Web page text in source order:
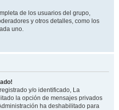
de los usuarios del grupo,
y otros detalles, como los
uno.
y/o identificado, La
la opción de mensajes privados
ha deshabilitado para